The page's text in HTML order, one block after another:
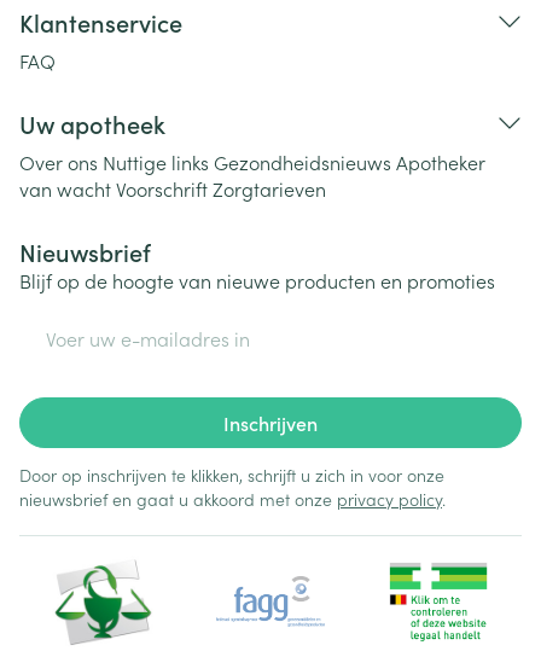
Klantenservice
FAQ
Uw apotheek
Over ons Nuttige links Gezondheidsnieuws Apotheker
van wachtVoorschriftZorgtarieven
Nieuwsbrief
Blijf op de hoogte van nieuwe producten en promoties
Inschrijven
Door op inschrijven te klikken, schrijft u zich in voor onze
nieuwsbrief en gaat u akkoord met onze privacy policy.